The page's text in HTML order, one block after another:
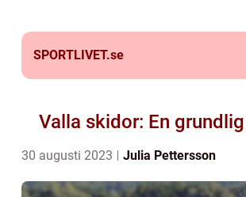
SPORTLIVET.se
Valla skidor: En
30 augusti 2023 Julia Pettersson